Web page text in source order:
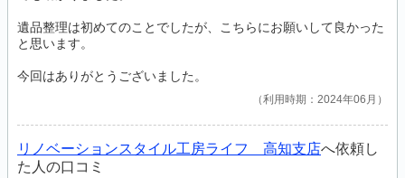
遺品整理は初めてのことでしたが、こちらにお願いして良かった
と思います。
今回はありがとうございました。
利用時期：2024年06月
リノベーションスタイル工房ライフ 高知支店へ依頼し
た人の口コミ